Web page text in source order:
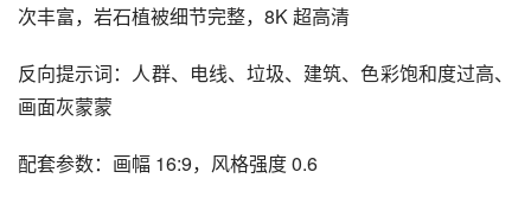
次丰富，岩石植被细节完整，8K 超高清
反向提示词：人群、电线、垃圾、建筑、色彩饱和度过高、
画面灰蒙蒙
配套参数：画幅 16:9，风格强度 0.6